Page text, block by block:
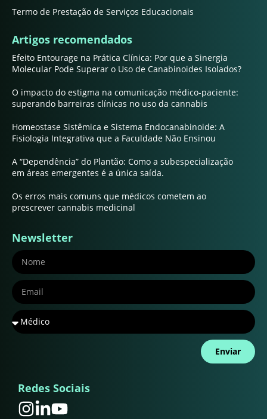
Termo de Prestação de Serviços Educacionais
Artigos recomendados
Efeito Entourage na Prática Clínica: Por que a Sinergia
Molecular Pode Superar o Uso de Canabinoides Isolados?
O impacto do estigma na comunicação médico-paciente:
superando barreiras clínicas no uso da cannabis
Homeostase Sistêmica e Sistema Endocanabinoide: A
Fisiologia Integrativa que a Faculdade Não Ensinou
A “Dependência” do Plantão: Como a subespecialização
em áreas emergentes é a única saída.
Os erros mais comuns que médicos cometem ao
prescrever cannabis medicinal
Newsletter
Enviar
Redes Sociais